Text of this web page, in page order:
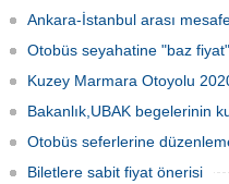
güvenlik sistemlerine ilişkin esaslar
Ankara-İstanbul arası
Otobüs seyahatine "baz
Kuzey Marmara Otoyolu
Bakanlık,UBAK begelerinin
Otobüs seferlerine
Biletlere sabit fiyat önerisi